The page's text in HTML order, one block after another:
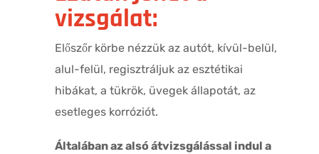
vizsgálat:
Előszőr körbe nézzük az autót, kívül-belül,
alul-felül, regisztráljuk az esztétikai
hibákat, a tükrök, üvegek állapotát, az
esetleges korróziót.
Általában az alsó átvizsgálással indul a